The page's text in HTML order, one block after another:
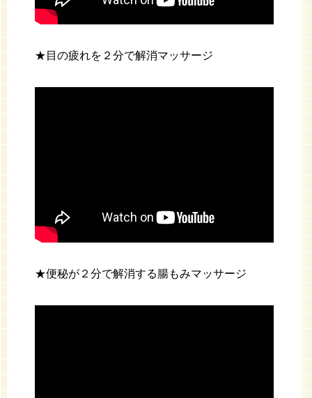
★目の疲れを２分で解消マッサージ
★便秘が２分で解消する腸もみマッサージ